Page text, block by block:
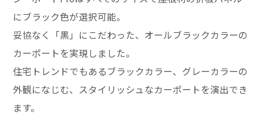
にブラック色が選択可能。
妥協なく「黒」にこだわった、オールブラックカラーの
カーポートを実現しました。
住宅トレンドでもあるブラックカラー、グレーカラーの
外観になじむ、スタイリッシュなカーポートを演出でき
ます。